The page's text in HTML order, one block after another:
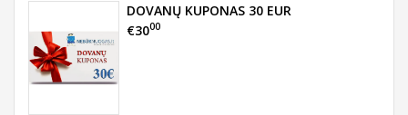
DOVANŲ KUPONAS 30 EUR
€3000